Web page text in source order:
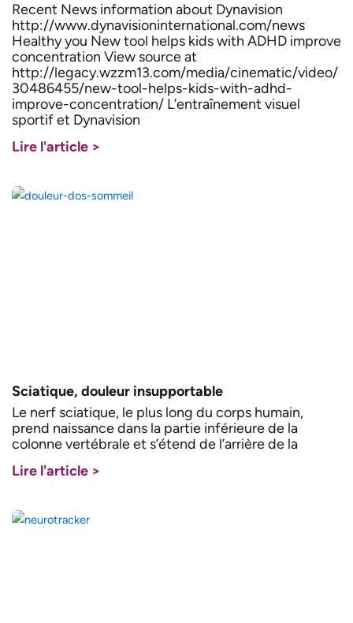
Recent News information about Dynavision
http://www.dynavisioninternational.com/news
Healthy you New tool helps kids with ADHD improve
concentration View source at
http://legacy.wzzm13.com/media/cinematic/video/
30486455/new-tool-helps-kids-with-adhd-
improve-concentration/ L’entraînement visuel
sportif et Dynavision
Lire l'article >
Sciatique, douleur insupportable
Le nerf sciatique, le plus long du corps humain,
prend naissance dans la partie inférieure de la
colonne vertébrale et s’étend de l’arrière de la
Lire l'article >